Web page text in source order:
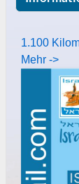
1.100
Mehr ->